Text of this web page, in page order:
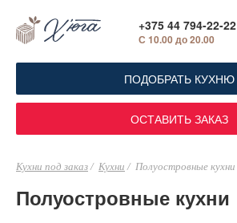
+375 44 794-22-22
С 10.00 до 20.00
ПОДОБРАТЬ КУХНЮ
ОСТАВИТЬ ЗАКАЗ
Кухни под заказ Кухни Полуостровные кухни
Полуостровные кухни